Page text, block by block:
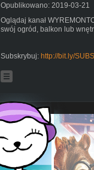
Opublikowano: 2019-03-21
Oglądaj kanał
swój ogród, balkon lub
Subskrybuj: http://bit.ly/